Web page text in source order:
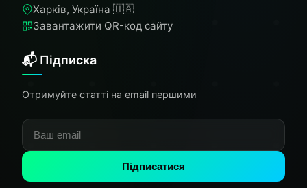
Харків, Україна 🇺🇦
Завантажити QR-код сайту
📬 Підписка
Отримуйте статті на email першими
Підписатися